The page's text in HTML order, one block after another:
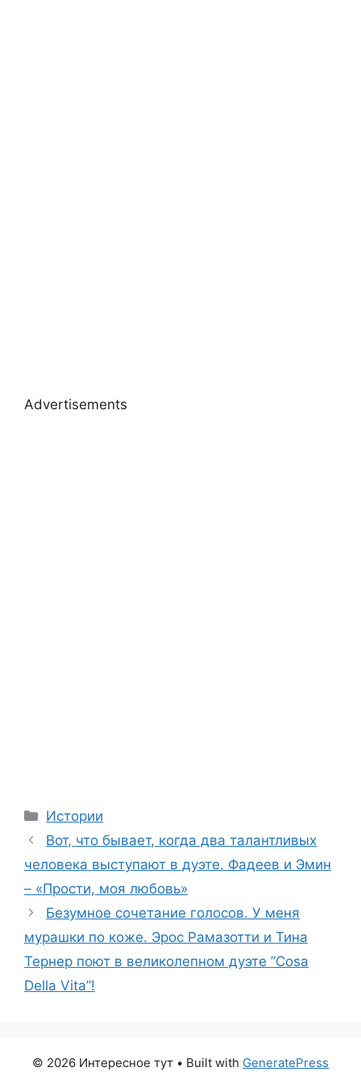
Advertisements
Categories
Истории
Вот, что бывает, когда два талантливых
человека выступают в дуэте. Фадеев и Эмин
– «Прости, моя любовь»
Безумное сочетание голосов. У меня
мурашки по коже. Эрос Рамазотти и Тина
Тернер поют в великолепном дуэте ”Cosa
Della Vita”!
© 2026 Интересное тут • Built with GeneratePress